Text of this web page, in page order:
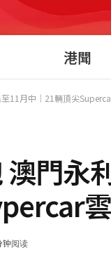
港聞
11月中│21輛頂尖
澳門
钟阅读